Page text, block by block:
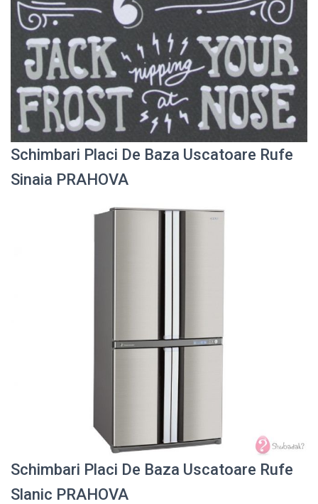
Schimbari Placi De Baza Uscatoare Rufe
Sinaia PRAHOVA
Schimbari Placi De Baza Uscatoare Rufe
Slanic PRAHOVA